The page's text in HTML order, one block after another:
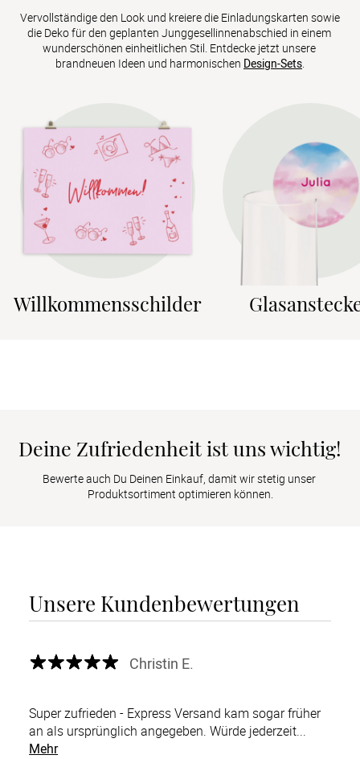
Vervollständige den Look und kreiere die Einladungskarten sowie
die Deko für den geplanten Junggesellinnenabschied in einem
wunderschönen einheitlichen Stil. Entdecke jetzt unsere
brandneuen Ideen und harmonischen Design-Sets
Willkommensschilder
Deine Zufriedenheit ist uns wichtig!
Bewerte auch Du Deinen Einkauf, damit wir stetig unser
Produktsortiment optimieren können.
Unsere Kundenbewertungen
Christin E.
Super zufrieden - Express Versand kam sogar früher
an als ursprünglich angegeben. Würde jederzeit...
Mehr